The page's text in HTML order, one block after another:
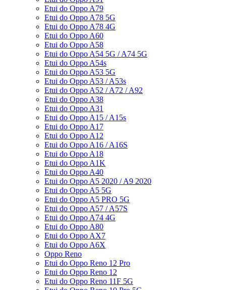
Etui do Oppo A79
Etui do Oppo A78 5G
Etui do Oppo A78 4G
Etui do Oppo A60
Etui do Oppo A58
Etui do Oppo A54 5G / A74 5G
Etui do Oppo A54s
Etui do Oppo A53 5G
Etui do Oppo A53 / A53s
Etui do Oppo A52 / A72 / A92
Etui do Oppo A38
Etui do Oppo A31
Etui do Oppo A15 / A15s
Etui do Oppo A17
Etui do Oppo A12
Etui do Oppo A16 / A16S
Etui do Oppo A18
Etui do Oppo A1K
Etui do Oppo A40
Etui do Oppo A5 2020 / A9 2020
Etui do Oppo A5 5G
Etui do Oppo A5 PRO 5G
Etui do Oppo A57 / A57S
Etui do Oppo A74 4G
Etui do Oppo A80
Etui do Oppo AX7
Etui do Oppo A6X
Oppo Reno
Etui do Oppo Reno 12 Pro
Etui do Oppo Reno 12
Etui do Oppo Reno 11F 5G